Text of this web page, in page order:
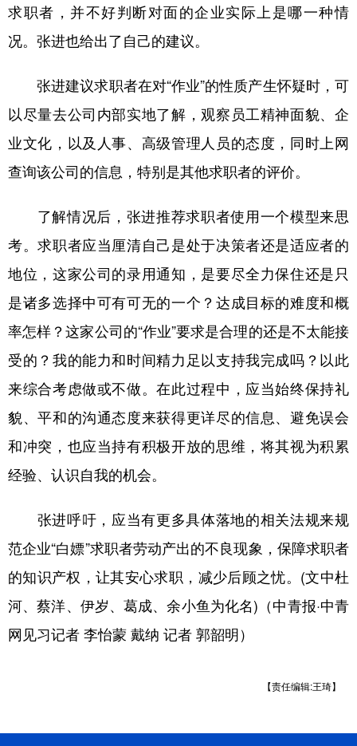
求职者，并不好判断对面的企业实际上是哪一种情
况。张进也给出了自己的建议。
张进建议求职者在对“作业”的性质产生怀疑时，可
以尽量去公司内部实地了解，观察员工精神面貌、企
业文化，以及人事、高级管理人员的态度，同时上网
查询该公司的信息，特别是其他求职者的评价。
了解情况后，张进推荐求职者使用一个模型来思
考。求职者应当厘清自己是处于决策者还是适应者的
地位，这家公司的录用通知，是要尽全力保住还是只
是诸多选择中可有可无的一个？达成目标的难度和概
率怎样？这家公司的“作业”要求是合理的还是不太能接
受的？我的能力和时间精力足以支持我完成吗？以此
来综合考虑做或不做。在此过程中，应当始终保持礼
貌、平和的沟通态度来获得更详尽的信息、避免误会
和冲突，也应当持有积极开放的思维，将其视为积累
经验、认识自我的机会。
张进呼吁，应当有更多具体落地的相关法规来规
范企业“白嫖”求职者劳动产出的不良现象，保障求职者
的知识产权，让其安心求职，减少后顾之忧。(文中杜
河、蔡洋、伊岁、葛成、余小鱼为化名)（中青报·中青
网见习记者 李怡蒙 戴纳 记者 郭韶明）
【责任编辑:王琦】